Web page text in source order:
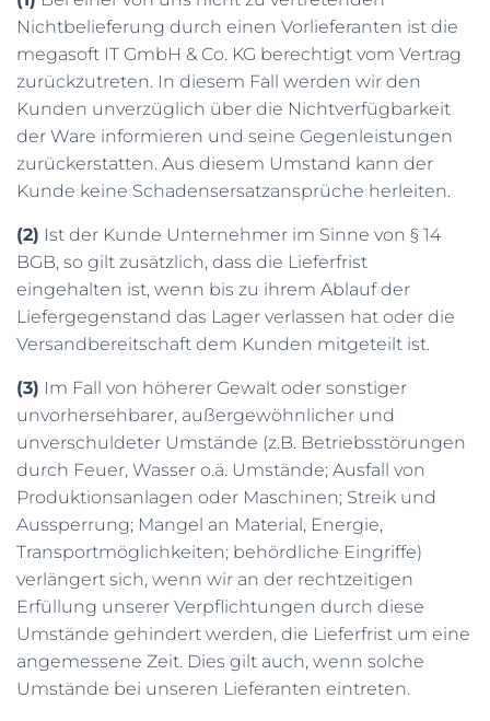
Nichtbelieferung durch einen Vorlieferanten ist die
megasoft IT GmbH & Co. KG berechtigt vom Vertrag
zurückzutreten. In diesem Fall werden wir den
Kunden unverzüglich über die Nichtverfügbarkeit
der Ware informieren und seine Gegenleistungen
zurückerstatten. Aus diesem Umstand kann der
Kunde keine Schadensersatzansprüche herleiten.
(2) Ist der Kunde Unternehmer im Sinne von § 14
BGB, so gilt zusätzlich, dass die Lieferfrist
eingehalten ist, wenn bis zu ihrem Ablauf der
Liefergegenstand das Lager verlassen hat oder die
Versandbereitschaft dem Kunden mitgeteilt ist.
(3) Im Fall von höherer Gewalt oder sonstiger
unvorhersehbarer, außergewöhnlicher und
unverschuldeter Umstände (z.B. Betriebsstörungen
durch Feuer, Wasser o.ä. Umstände; Ausfall von
Produktionsanlagen oder Maschinen; Streik und
Aussperrung; Mangel an Material, Energie,
Transportmöglichkeiten; behördliche Eingriffe)
verlängert sich, wenn wir an der rechtzeitigen
Erfüllung unserer Verpflichtungen durch diese
Umstände gehindert werden, die Lieferfrist um eine
angemessene Zeit. Dies gilt auch, wenn solche
Umstände bei unseren Lieferanten eintreten.